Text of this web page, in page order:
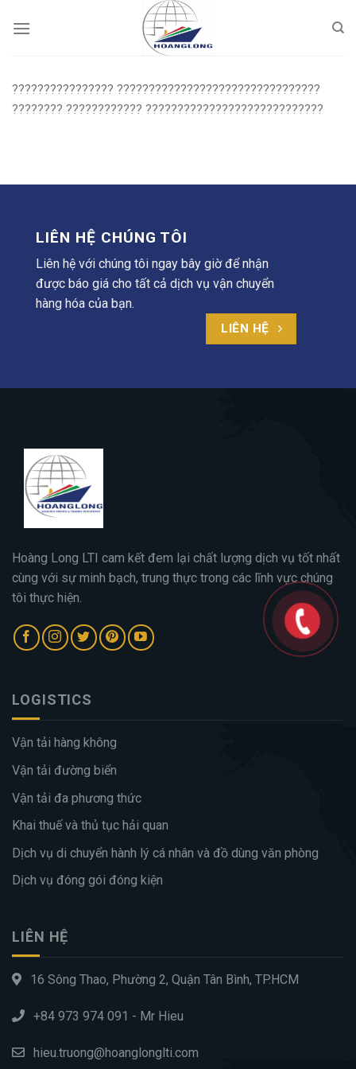
???????????????? ????????????????????????????????
???????? ???????????? ????????????????????????????
LIÊN HỆ CHÚNG TÔI
Liên hệ với chúng tôi ngay bây giờ để nhận
được báo giá cho tất cả dịch vụ vận chuyển
hàng hóa của bạn.
LIÊN HỆ
Hoàng Long LTI cam kết đem lại chất lượng dịch vụ tốt nhất
cùng với sự minh bạch, trung thực trong các lĩnh vực chúng
tôi thực hiện.
LOGISTICS
Vận tải hàng không
Vận tải đường biển
Vận tải đa phương thức
Khai thuế và thủ tục hải quan
Dịch vụ di chuyển hành lý cá nhân và đồ dùng văn phòng
Dịch vụ đóng gói đóng kiện
LIÊN HỆ
16 Sông Thao, Phường 2, Quận Tân Bình, TP.HCM
+84 973 974 091 - Mr Hieu
hieu.truong@hoanglonglti.com